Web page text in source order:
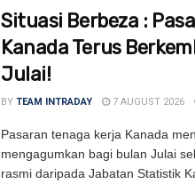
Situasi Berbeza :
Kanada Terus
Julai!
BY TEAM INTRADAY 7 AUGUST 2026
Pasaran tenaga kerja Kanada
mengagumkan bagi bulan Julai
rasmi daripada Jabatan Statistik